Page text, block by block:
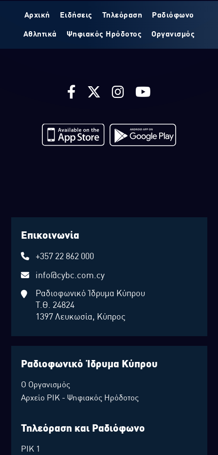
Αρχική Ειδήσεις Τηλεόραση Ραδιόφωνο
Αθλητικά Ψηφιακός Ηρόδοτος Οργανισμός
Επικοινωνία
+357 22 862 000
info@cybc.com.cy
Ραδιοφωνικό Ίδρυμα Κύπρου
Τ.Θ. 24824
1397 Λευκωσία, Κύπρος
Ραδιοφωνικό Ίδρυμα Κύπρου
Ο Οργανισμός
Αρχείο ΡΙΚ - Ψηφιακός Ηρόδοτος
Τηλεόραση και Ραδιόφωνο
ΡΙΚ 1